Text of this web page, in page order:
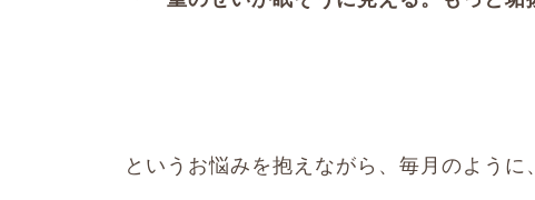
というお悩みを抱えながら、毎月のように、